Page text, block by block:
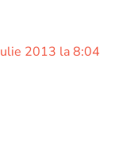
2013 la 8:04